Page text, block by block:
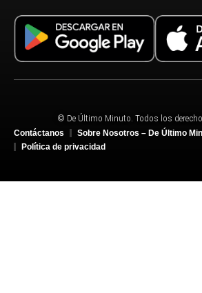
© De Último Minuto. Todos los
Contáctanos
Sobre Nosotros – De Último
Política de privacidad